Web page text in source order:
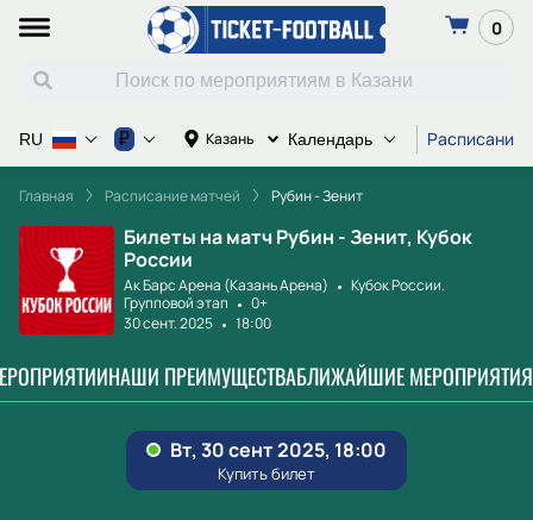
0
Казань Календарь Расписание
RU ₽
Главная Расписание матчей Рубин - Зенит
Билеты на матч Рубин - Зенит, Кубок
России
Ак Барс Арена (Казань Арена)
Кубок России.
Групповой этап
0+
30 сент. 2025
18:00
НАШИ ПРЕИМУЩЕСТВАБЛИЖАЙШИЕ МЕРОПРИЯТИЯ